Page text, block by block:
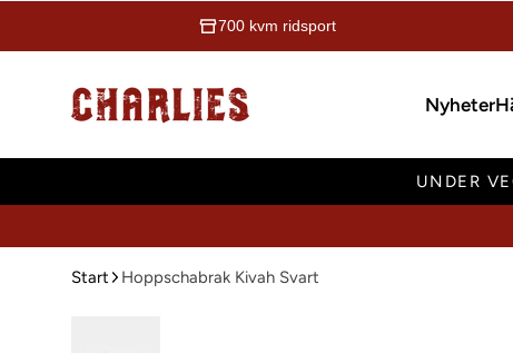
700 kvm ridsport
Charlies Ridsport
Nyheter
UNDER
Start Hoppschabrak Kivah Svart